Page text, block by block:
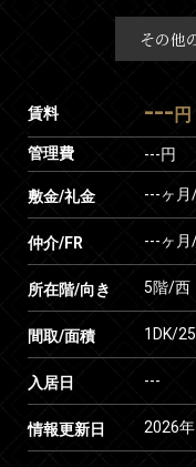
その他
賃料 --- 円
管理費 ---円
敷金/礼金 ---ヶ月
仲介/FR ---ヶ月
所在階/向き 5階/西
間取/面積 1DK/
入居日 ---
情報更新日 2026